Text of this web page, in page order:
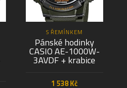
S ŘEMÍNKEM
Pánské hodinky
CASIO AE-1000W-
3AVDF + krabice
1 538Kč